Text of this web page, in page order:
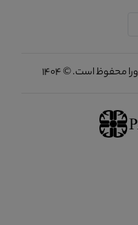
است. © 1404